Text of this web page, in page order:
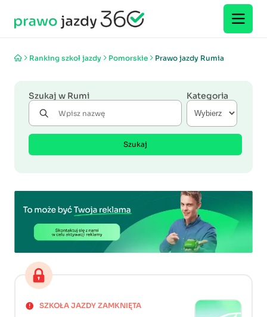
Ranking szkoł jazdy Pomorskie Prawo jazdy Rumia
Szukaj w Rumi Kategoria
Szukaj
SZKOŁA JAZDY ZAMKNIĘTA